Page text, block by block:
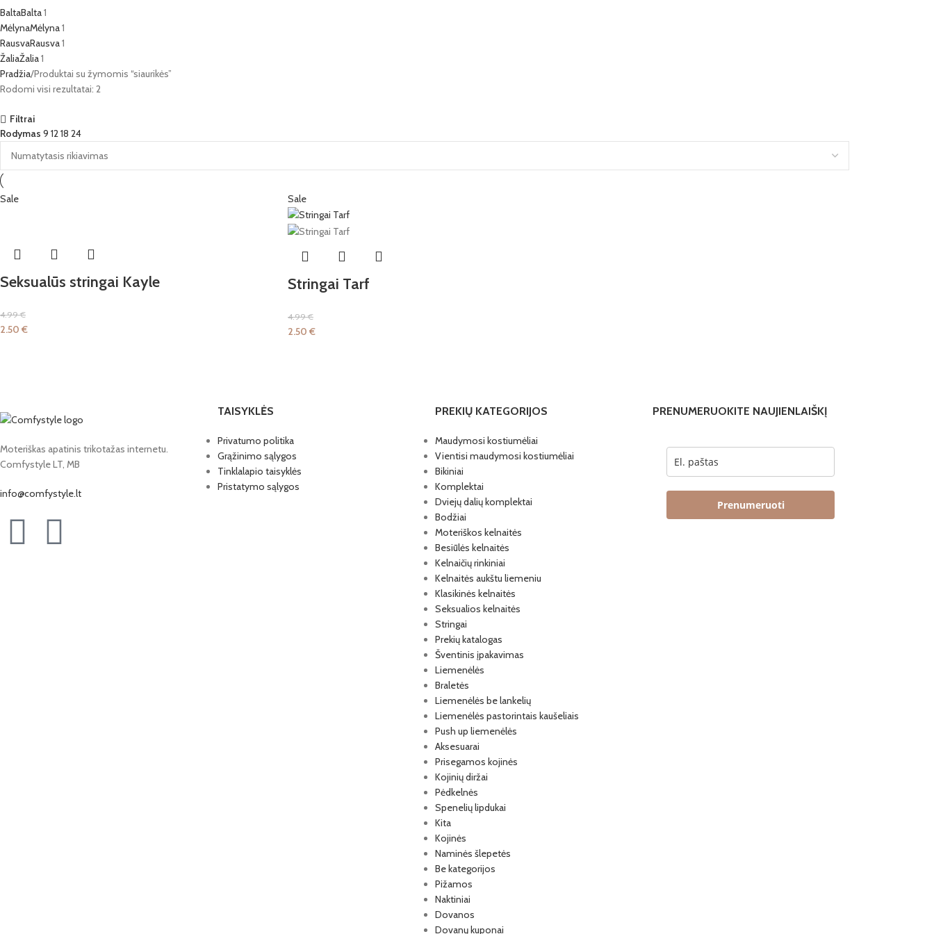
BaltaBalta1
MėlynaMėlyna1
RausvaRausva1
ŽaliaŽalia1
Pradžia Produktai su žymomis “siaurikės”
Rodomi visi rezultatai: 2
Filtrai
Rodymas 9 12 18 24
Sale
Seksualūs stringai Kayle
4.99€
2.50 €
Sale
Stringai Tarf
4.99€
2.50 €
Moteriškas apatinis trikotažas internetu.
Comfystyle LT, MB
info@comfystyle.lt
TAISYKLĖS
Privatumo politika
Grąžinimo sąlygos
Tinklalapio taisyklės
Pristatymo sąlygos
PREKIŲ KATEGORIJOS
Maudymosi kostiumėliai
Vientisi maudymosi kostiumėliai
Bikiniai
Komplektai
Dviejų dalių komplektai
Bodžiai
Moteriškos kelnaitės
Besiūlės kelnaitės
Kelnaičių rinkiniai
Kelnaitės aukštu liemeniu
Klasikinės kelnaitės
Seksualios kelnaitės
Stringai
Prekių katalogas
Šventinis įpakavimas
Liemenėlės
Braletės
Liemenėlės be lankelių
Liemenėlės pastorintais kaušeliais
Push up liemenėlės
Aksesuarai
Prisegamos kojinės
Kojinių diržai
Pėdkelnės
Spenelių lipdukai
Kita
Kojinės
Naminės šlepetės
Be kategorijos
Pižamos
Naktiniai
Dovanos
Dovanų kuponai
PRENUMERUOKITE NAUJIENLAIŠKĮ
Prenumeruoti